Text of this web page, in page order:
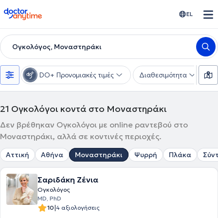
doctoranytime EL
Ογκολόγος, Μοναστηράκι
DO+ Προνομιακές τιμές Διαθεσιμότητα
21 Ογκολόγοι κοντά στο Μοναστηράκι
Δεν βρέθηκαν Ογκολόγοι με online ραντεβού στο
Μοναστηράκι, αλλά σε κοντινές περιοχές.
Αττική Αθήνα Μοναστηράκι Ψυρρή Πλάκα
Σαριδάκη Ζένια
Ογκολόγος
MD, PhD
10|4 αξιολογήσεις